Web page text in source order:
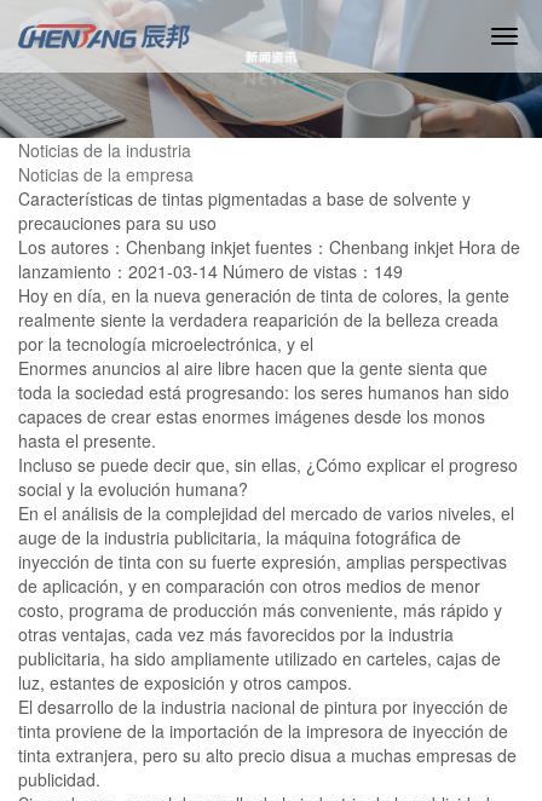
Noticias de la industria
Noticias de la empresa
Características de tintas pigmentadas a base de solvente y
precauciones para su uso
Los autores：Chenbang inkjet fuentes：Chenbang inkjet Hora de
lanzamiento：2021-03-14 Número de vistas：149
Hoy en día, en la nueva generación de tinta de colores, la gente
realmente siente la verdadera reaparición de la belleza creada
por la tecnología microelectrónica, y el
Enormes anuncios al aire libre hacen que la gente sienta que
toda la sociedad está progresando: los seres humanos han sido
capaces de crear estas enormes imágenes desde los monos
hasta el presente.
Incluso se puede decir que, sin ellas, ¿Cómo explicar el progreso
social y la evolución humana?
En el análisis de la complejidad del mercado de varios niveles, el
auge de la industria publicitaria, la máquina fotográfica de
inyección de tinta con su fuerte expresión, amplias perspectivas
de aplicación, y en comparación con otros medios de menor
costo, programa de producción más conveniente, más rápido y
otras ventajas, cada vez más favorecidos por la industria
publicitaria, ha sido ampliamente utilizado en carteles, cajas de
luz, estantes de exposición y otros campos.
El desarrollo de la industria nacional de pintura por inyección de
tinta proviene de la importación de la impresora de inyección de
tinta extranjera, pero su alto precio disua a muchas empresas de
publicidad.